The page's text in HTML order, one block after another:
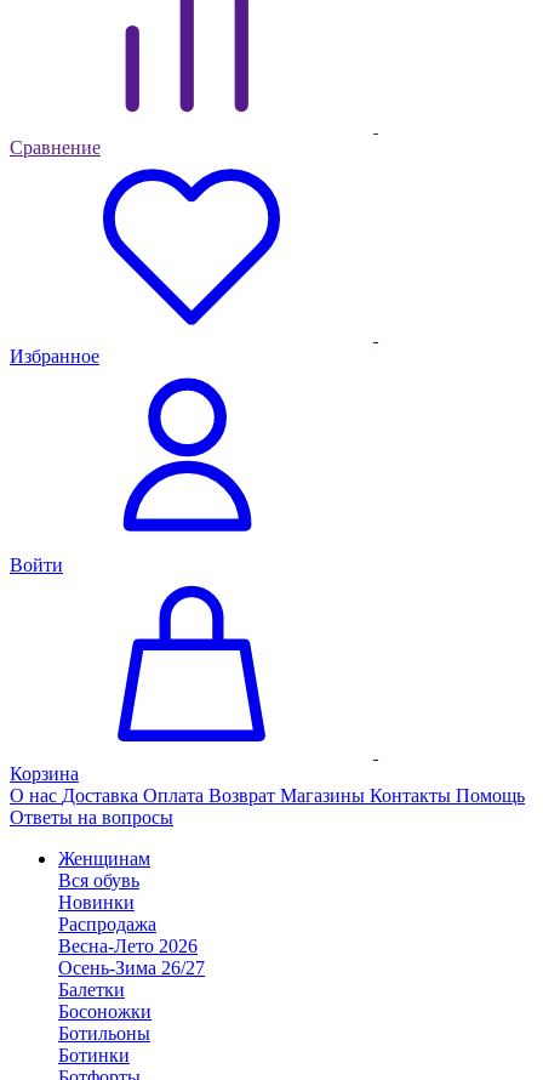
Сравнение
Избранное
Войти
Корзина
О нас Доставка Оплата Возврат Магазины Контакты Помощь
Ответы на вопросы
Женщинам
Вся обувь
Новинки
Распродажа
Весна-Лето 2026
Осень-Зима 26/27
Балетки
Босоножки
Ботильоны
Ботинки